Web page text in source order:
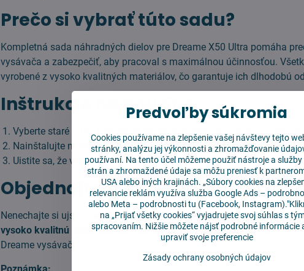
Prečo si vybrať túto sadu?
Kompletná sada náhradných dielov pre Dreame X50 Ultra pomáha
vysávača a zabezpečiť, aby pracoval s maximálnou účinnosťou.
vyrobené z vysoko kvalitných materiálov, čo garantuje ich dlhodobú
Inštrukcie na použitie:
Vyberte staré filtre, kefy alebo mopovacie textílie zo svojho Dreame
Nainštalujte nové HEPA filtre, hlavnú kefu, bočné kefky a
Uistite sa, že všetky komponenty sedia správne, a pokračujte v
Objednajte si ešte dnes!
Nenechajte si ujsť príležitosť na dokonalé čistenie vašej domácnosti.
vysoko kvalitnú sadu náhradných dielov ešte dnesa zabezpečte
Dreame vysávača!
Predvoľby súkromia
Cookies používame na zlepšenie vašej návštevy tejto
stránky, analýzu jej výkonnosti a zhromažďovanie
používaní. Na tento účel môžeme použiť nástroje a
strán a zhromaždené údaje sa môžu preniesť k
USA alebo iných krajinách. „Súbory cookies na
relevancie reklám využíva služba Google Ads –
alebo Meta – podrobnosti tu (Facebook,
na „Prijať všetky cookies“ vyjadrujete svoj súhlas s
spracovaním. Nižšie môžete nájsť podrobné informácie
upraviť svoje preferencie
Zásady ochrany osobných údajov